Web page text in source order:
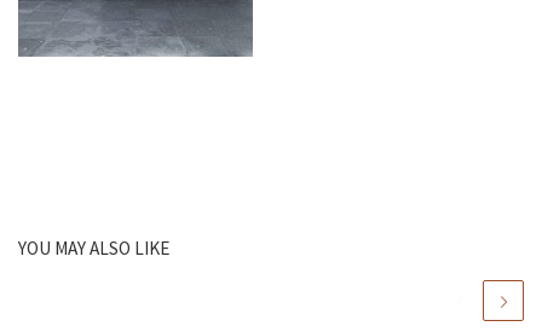
YOU MAY ALSO LIKE